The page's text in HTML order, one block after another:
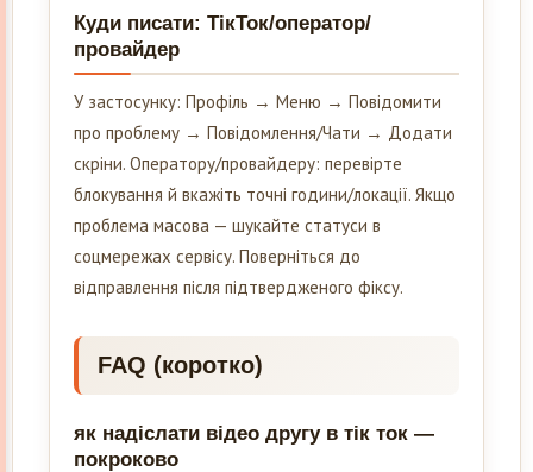
Куди писати: ТікТок/оператор/
провайдер
У застосунку: Профіль → Меню → Повідомити
про проблему → Повідомлення/Чати → Додати
скріни. Оператору/провайдеру: перевірте
блокування й вкажіть точні години/локації. Якщо
проблема масова — шукайте статуси в
соцмережах сервісу. Поверніться до
відправлення після підтвердженого фіксу.
FAQ (коротко)
як надіслати відео другу в тік ток —
покроково